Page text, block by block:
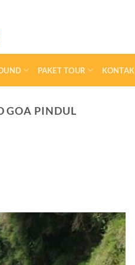
PAKET TOUR KONTAK
GOA PINDUL